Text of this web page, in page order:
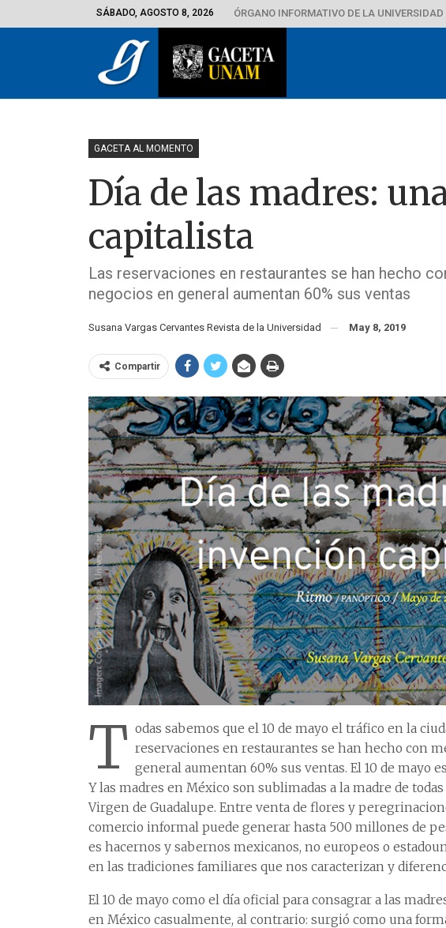
SÁBADO, AGOSTO 8, 2026 ÓRGANO INFORMATIVO DE LA
GACETA AL MOMENTO
Día de las madres:
capitalista
Las reservaciones en restaurantes se han hecho
negocios en general aumentan 60% sus ventas
Susana Vargas Cervantes Revista de la Universidad May 8, 2019
Compartir
T odas sabemos que el 10 de mayo el tráfico en la
reservaciones en restaurantes se han hecho con
general aumentan 60% sus ventas. El 10 de mayo
Y las madres en México son sublimadas a la madre de
Virgen de Guadalupe. Entre venta de flores y
comercio informal puede generar hasta 500 millones de
es hacernos y sabernos mexicanos, no europeos o
en las tradiciones familiares que nos caracterizan y
El 10 de mayo como el día oficial para consagrar a las
en México casualmente, al contrario: surgió como una